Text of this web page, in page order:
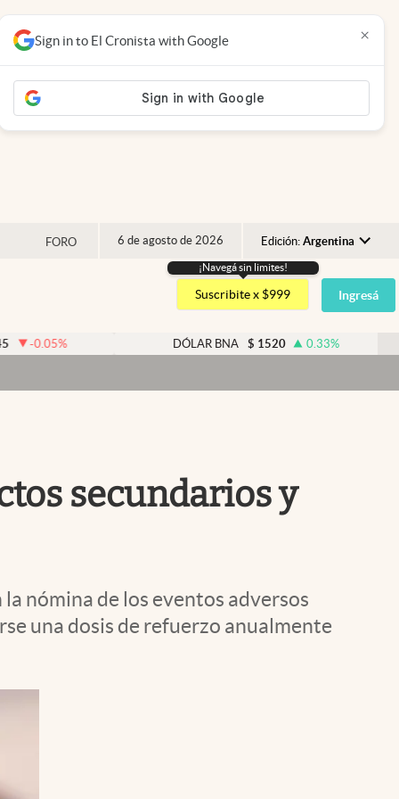
FORO 6 de agosto de 2026 Edición: Argentina
Argentina
España
USA
¡Navegá sin limites!
Suscribite x $999 Ingresá
% DÓLAR BNA $ 1520 0.33%
Sign in to El Cronista with Google ×
secundarios y
nómina de los eventos adversos
una dosis de refuerzo anualmente